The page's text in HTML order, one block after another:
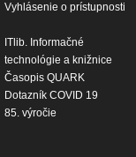
Vyhlásenie o prístupnosti
ITlib. Informačné
technológie a knižnice
Časopis QUARK
Dotazník COVID 19
85. výročie